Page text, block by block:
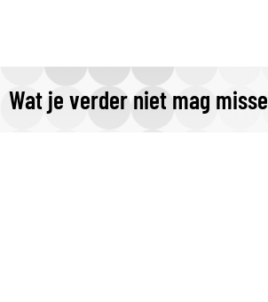
Wat je verder niet mag